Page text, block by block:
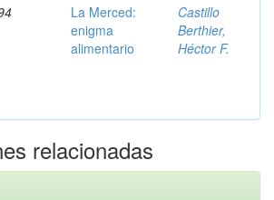
La Merced:
enigma
alimentario
Castillo
Berthier,
Héctor F.
relacionadas